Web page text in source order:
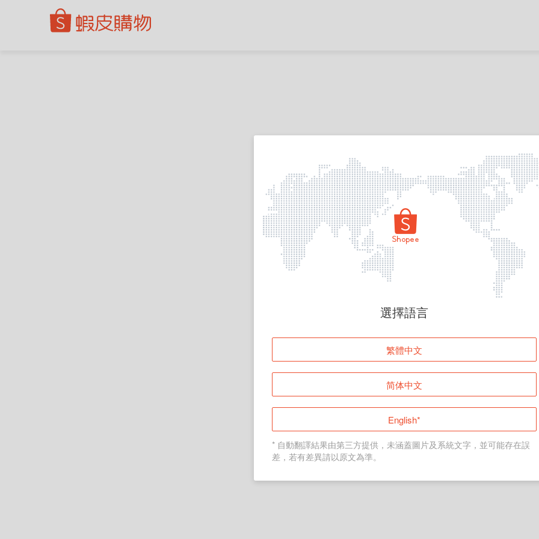
頁面無法顯示
登入
返回首頁
選擇語言
繁體中文
简体中文
English*
* 自動翻譯結果由第三方提供，未涵蓋圖片及系統文字，並可能存在誤
差，若有差異請以原文為準。